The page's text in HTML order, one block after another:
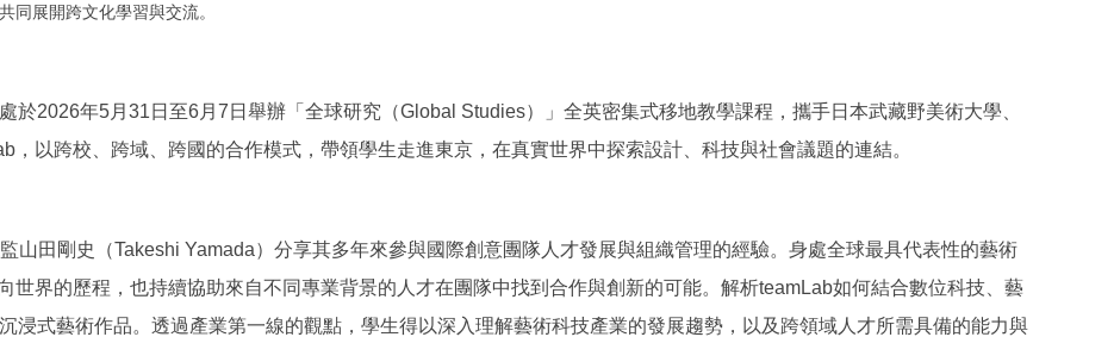
同展開跨文化學習與交流。
2026年5月31日至6月7日舉辦「全球研究（Global Studies）」全英密集式移地教學課程，攜手日本武藏野美術大學、
，以跨校、跨域、跨國的合作模式，帶領學生走進東京，在真實世界中探索設計、科技與社會議題的連結。
山田剛史（Takeshi Yamada）分享其多年來參與國際創意團隊人才發展與組織管理的經驗。身處全球最具代表性的藝術
世界的歷程，也持續協助來自不同專業背景的人才在團隊中找到合作與創新的可能。解析teamLab如何結合數位科技、藝
浸式藝術作品。透過產業第一線的觀點，學生得以深入理解藝術科技產業的發展趨勢，以及跨領域人才所需具備的能力與